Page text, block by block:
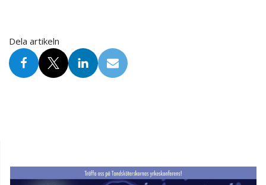
Dela artikeln